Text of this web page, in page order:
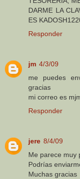
DARME LA
ES
Responder
jm 4/3/09
me puedes
gracias
mi correo es
Responder
jere 8/4/09
Me parece muy
Podrías
Muchas gracias